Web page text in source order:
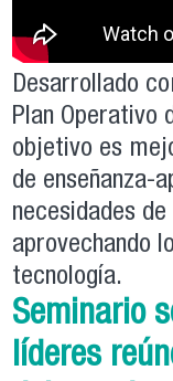
Desarrollado
Plan Operativo
objetivo es
de enseñanza-
necesidades
aprovechando
tecnología.
Seminario
líderes